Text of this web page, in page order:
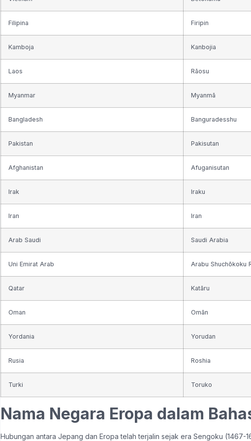
Filipina Firipin
Kamboja Kanbojia
Laos Rāosu
Myanmar Myanmā
Bangladesh Banguradesshu
Pakistan Pakisutan
Afghanistan Afuganisutan
Irak Iraku
Iran Iran
Arab Saudi Saudi Arabia
Uni Emirat Arab Arabu Shuchōkoku
Qatar Katāru
Oman Omān
Yordania Yorudan
Rusia Roshia
Turki Toruko
Nama Negara Eropa dalam
Hubungan antara Jepang dan Eropa telah terjalin sejak era Sengoku (1467-